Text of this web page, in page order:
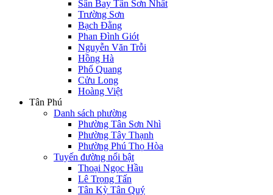
Sân Bay Tân Sơn Nhất
Trường Sơn
Bạch Đằng
Phan Đình Giót
Nguyễn Văn Trỗi
Hồng Hà
Phổ Quang
Cửu Long
Hoàng Việt
Tân Phú
Danh sách phường
Phường Tân Sơn Nhì
Phường Tây Thạnh
Phường Phú Thọ Hòa
Tuyến đường nổi bật
Thoại Ngọc Hầu
Lê Trọng Tấn
Tân Kỳ Tân Quý